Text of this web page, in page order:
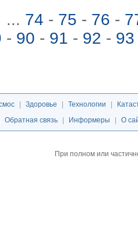
... 74 - 75 - 76 -
- 90 - 91 - 92 - 93
Здоровье Технологии
Обратная связь Информеры О
При полном или